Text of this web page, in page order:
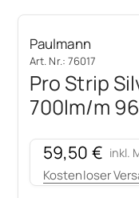
Paulmann
Art. Nr.: 76017
Pro Strip
700lm/m
Angebot
59,50 € inkl.
Kostenloser